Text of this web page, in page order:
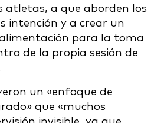
atletas, a que aborden los
intención y a crear un
para la toma
de la propia sesión de
un «enfoque de
que «muchos